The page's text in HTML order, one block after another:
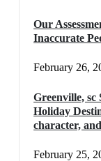
Our
Inaccurate
February 26,
Greenville, sc
Holiday
character,
February 25,